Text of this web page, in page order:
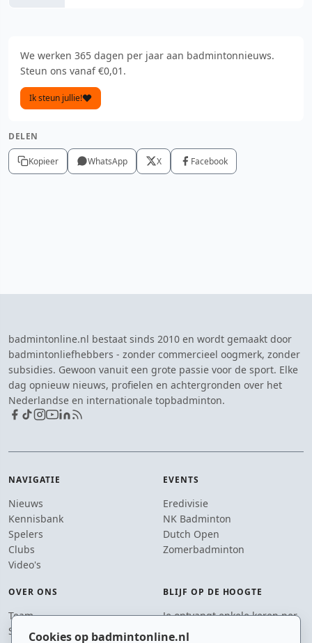
Cookies op badmintonline.nl
We werken 365 dagen per jaar aan badmintonnieuws.
Steun ons vanaf €0,01.
Ik steun jullie!
DELEN
Kopieer WhatsApp X Facebook
badmintonline.nl bestaat sinds 2010 en wordt gemaakt door
badmintonliefhebbers - zonder commercieel oogmerk, zonder
subsidies. Gewoon vanuit een grote passie voor de sport. Elke
dag opnieuw nieuws, profielen en achtergronden over het
Nederlandse en internationale topbadminton.
NAVIGATIE
Nieuws
Kennisbank
Spelers
Clubs
Video's
EVENTS
Eredivisie
NK Badminton
Dutch Open
Zomerbadminton
OVER ONS
Team
Supporters
BLIJF OP DE HOOGTE
Je ontvangt enkele keren per
jaar een e-mail met het